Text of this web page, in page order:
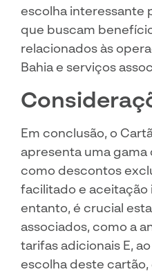
escolha interessante
que buscam
relacionados às
Bahia e serviços
Em conclusão, o
apresenta uma
como descontos
facilitado e aceitação
entanto, é crucial
associados, como a
tarifas adicionais E,
escolha deste